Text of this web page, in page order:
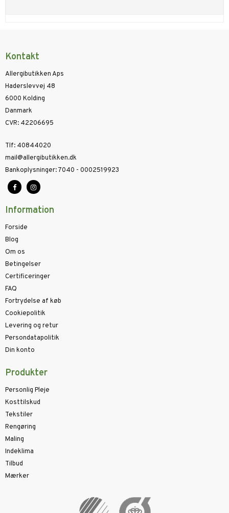
Kontakt
Allergibutikken Aps
Haderslevvej 48
6000 Kolding
Danmark
CVR: 42206695
Tlf: 40844020
mail@allergibutikken.dk
Bankoplysninger:7040 - 0002519923
Information
Forside
Blog
Om os
Betingelser
Certificeringer
FAQ
Fortrydelse af køb
Cookiepolitik
Levering og retur
Persondatapolitik
Din konto
Produkter
Personlig Pleje
Kosttilskud
Tekstiler
Rengøring
Maling
Indeklima
Tilbud
Mærker